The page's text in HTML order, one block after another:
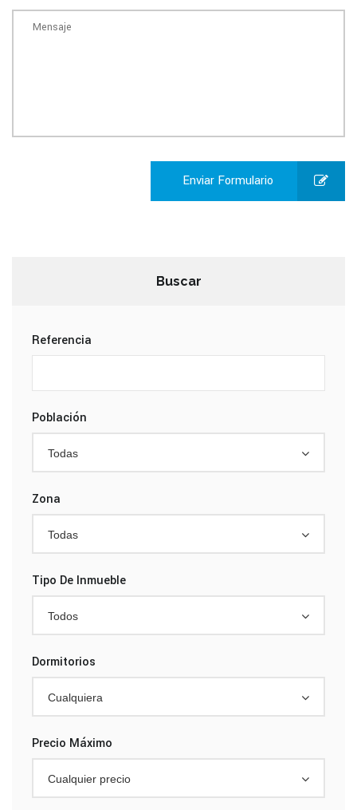
Enviar Formulario
Buscar
Referencia
Población
Todas
Zona
Todas
Tipo De Inmueble
Todos
Dormitorios
Cualquiera
Precio Máximo
Cualquier precio